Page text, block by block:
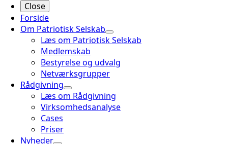
Close
Forside
Om Patriotisk Selskab
Læs om Patriotisk Selskab
Medlemskab
Bestyrelse og udvalg
Netværksgrupper
Rådgivning
Læs om Rådgivning
Virksomhedsanalyse
Cases
Priser
Nyheder